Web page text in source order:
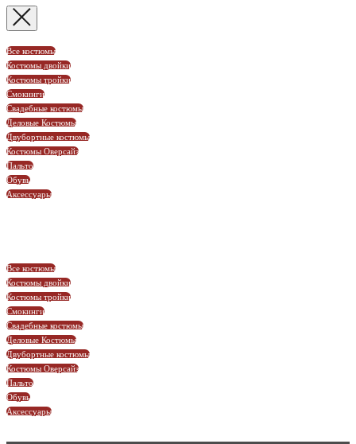
Все костюмы
Костюмы двойки
Костюмы тройки
Смокинги
Свадебные костюмы
Деловые Костюмы
Двубортные костюмы
Костюмы Оверсайз
Пальто
Обувь
Аксессуары
Все костюмы
Костюмы двойки
Костюмы тройки
Смокинги
Свадебные костюмы
Деловые Костюмы
Двубортные костюмы
Костюмы Оверсайз
Пальто
Обувь
Аксессуары